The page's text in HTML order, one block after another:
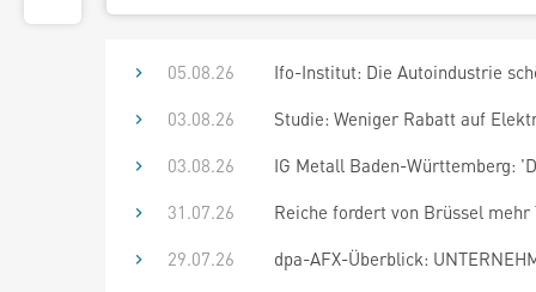
05.08.26
Ifo-Institut: Die Autoindustrie
03.08.26
Studie: Weniger Rabatt auf
03.08.26
IG Metall Baden-Württemberg:
31.07.26
Reiche fordert von Brüssel
29.07.26
dpa-AFX-Überblick: